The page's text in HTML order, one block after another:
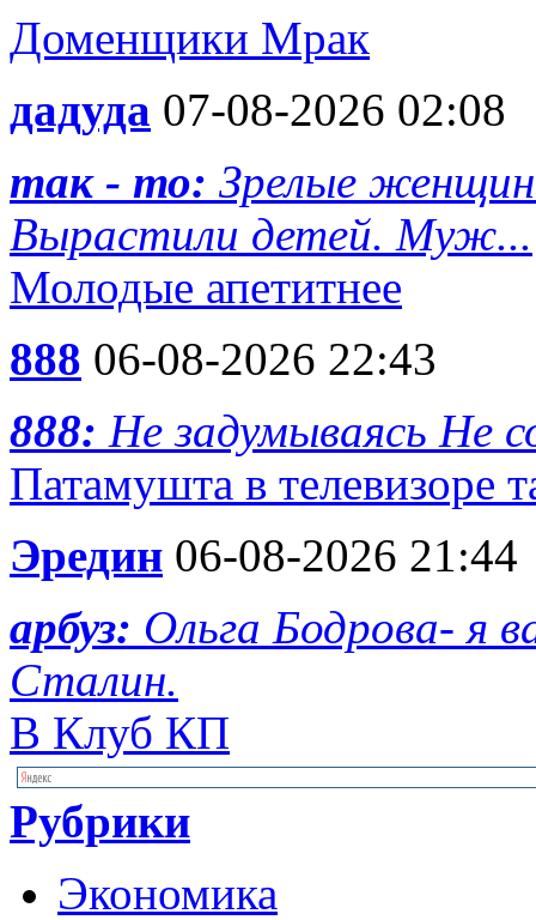
Доменщики Мрак
дадуда 07-08-2026 02:08
так - то: Зрелые
Вырастили детей. Муж...
Молодые апетитнее
888 06-08-2026 22:43
888: Не задумываясь Не
Патамушта в телевизоре
Эредин 06-08-2026 21:44
арбуз: Ольга Бодрова- я
Сталин.
В Клуб КП
Рубрики
Экономика